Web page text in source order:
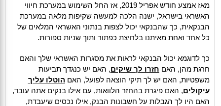
מאז אמצע חודש אפריל 2019, אז החל השימוש במערכת חיווי
האשראי בישראל, ישנה הלכה למעשה שקיפות מלאה במערכת
הבנקאית, כך שהבנקאי יכול לצפות בנתוני האשראי המלאים של
כל אחד ואחת מאיתנו בלחיצת כפתור ותוך שניות ספורות.
כך לדוגמא יכול הבנקאי לראות את מסגרות האשראי שלך והאם
חרגת מהן, האם חזרו לך שיקים, האם יש כנגדך תביעות
משפטיות, האם יש לך תיקי הוצאה לפועל, האם הוטלו עליך
עיקולים, האם פיגרת בהחזר הלוואות, עם אילו בנקים אתה עובד,
האם היו לך הגבלות על חשבונות הבנק, אילו נכסים שיעבדת,